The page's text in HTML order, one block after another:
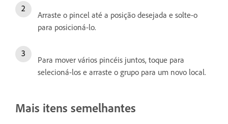
Arraste o pincel até a posição desejada e solte-o
para posicioná-lo.
Para mover vários pincéis juntos, toque para
selecioná-los e arraste o grupo para um novo local.
Mais itens semelhantes